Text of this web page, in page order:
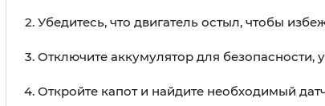
Убедитесь, что двигатель остыл, чтобы
Отключите аккумулятор для безопасности,
Откройте капот и найдите необходимый